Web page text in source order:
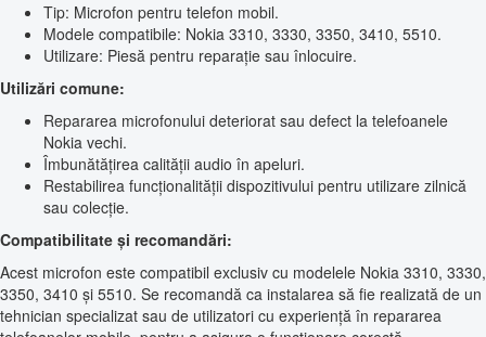
Tip: Microfon pentru telefon mobil.
Modele compatibile: Nokia 3310, 3330, 3350, 3410, 5510.
Utilizare: Piesă pentru reparație sau înlocuire.
Utilizări comune:
Repararea microfonului deteriorat sau defect la telefoanele
Nokia vechi.
Îmbunătățirea calității audio în apeluri.
Restabilirea funcționalității dispozitivului pentru utilizare zilnică
sau colecție.
Compatibilitate și recomandări:
Acest microfon este compatibil exclusiv cu modelele Nokia 3310, 3330,
3350, 3410 și 5510. Se recomandă ca instalarea să fie realizată de un
tehnician specializat sau de utilizatori cu experiență în repararea